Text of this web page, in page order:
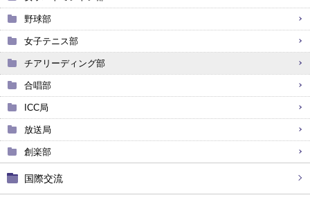
野球部
女子テニス部
チアリーディング部
合唱部
ICC局
放送局
創楽部
国際交流